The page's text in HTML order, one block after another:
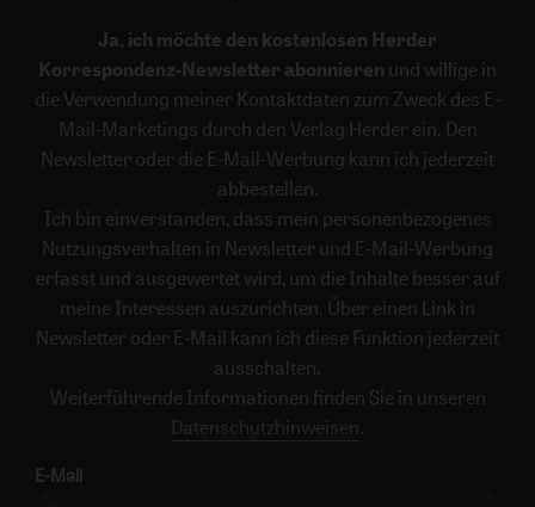
Ja, ich möchte den kostenlosen Herder
Korrespondenz-Newsletter abonnieren und willige in
die Verwendung meiner Kontaktdaten zum Zweck des E-
Mail-Marketings durch den Verlag Herder ein. Den
Newsletter oder die E-Mail-Werbung kann ich jederzeit
abbestellen.
Ich bin einverstanden, dass mein personenbezogenes
Nutzungsverhalten in Newsletter und E-Mail-Werbung
erfasst und ausgewertet wird, um die Inhalte besser auf
meine Interessen auszurichten. Über einen Link in
Newsletter oder E-Mail kann ich diese Funktion jederzeit
ausschalten.
Weiterführende Informationen finden Sie in unseren
Datenschutzhinweisen .
E-Mail